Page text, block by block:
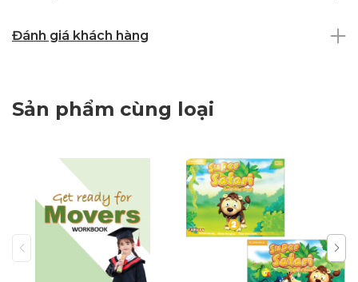
Đánh giá khách hàng
Sản phẩm cùng loại